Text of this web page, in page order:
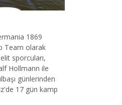
1869
Team olarak
elit sporcuları,
Hollmann ile
günlerinden
17 gün kamp